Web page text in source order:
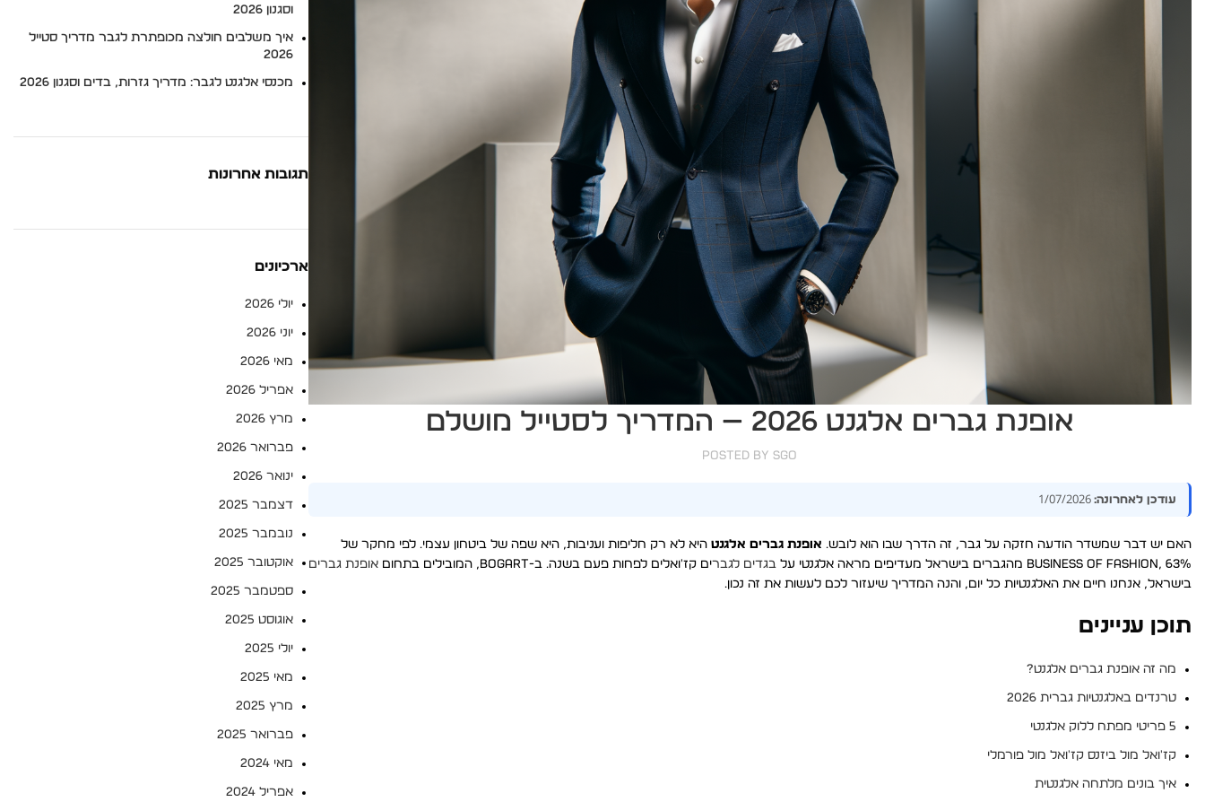
אופנת גברים אלגנט 2026 — המדריך לסטייל מושלם
Posted by SGO
עודכן לאחרונה:
האם יש דבר שמשדר הודעה חזקה על גבר, זה הדרך שבו הוא לובש. אופנת גברים אלגנט היא לא רק חליפות ועניבות, היא שפה של ביטחון עצמי. לפי מחקר של
Business of Fashion, 63% מהגברים בישראל מעדיפים מראה אלגנטי על
בגדים לגברים קז'ואלים לפחות פעם בשנה. ב-BOGART, המובילים בתחום
אופנת גברים
בישראל, אנחנו חיים את האלגנטיות כל יום, והנה המדריך שיעזור לכם לעשות את זה נכון.
תוכן עניינים
מה זה אופנת גברים אלגנט?
טרנדים באלגנטיות גברית 2026
5 פריטי מפתח ללוק אלגנטי
קז'ואל מול ביזנס קז'ואל מול פורמלי
איך בונים מלתחה אלגנטית
וסגנון 2026
איך משלבים חולצה מכופתרת לגבר מדריך סטייל
2026
מכנסי אלגנט לגבר: מדריך גזרות, בדים וסגנון 2026
תגובות אחרונות
ארכיונים
יולי 2026
יוני 2026
מאי 2026
אפריל 2026
מרץ 2026
פברואר 2026
ינואר 2026
דצמבר 2025
נובמבר 2025
אוקטובר 2025
ספטמבר 2025
אוגוסט 2025
יולי 2025
מאי 2025
מרץ 2025
פברואר 2025
מאי 2024
אפריל 2024